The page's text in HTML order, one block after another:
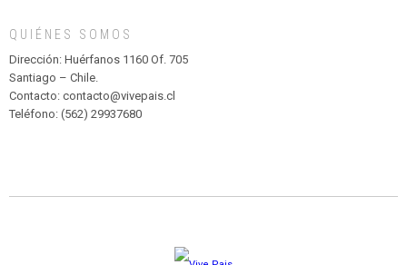
PARQUE
HURATDO
QUIÉNES SOMOS
Dirección: Huérfanos 1160 Of. 705
Santiago – Chile.
Contacto: contacto@vivepais.cl
Teléfono: (562) 29937680